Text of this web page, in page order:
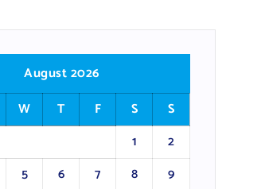
August 2026
W T F S
S
1
2
5 6 7 8
9